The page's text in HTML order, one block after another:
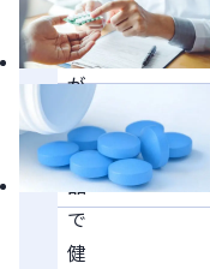
4
割
が
偽
造
品
で
健